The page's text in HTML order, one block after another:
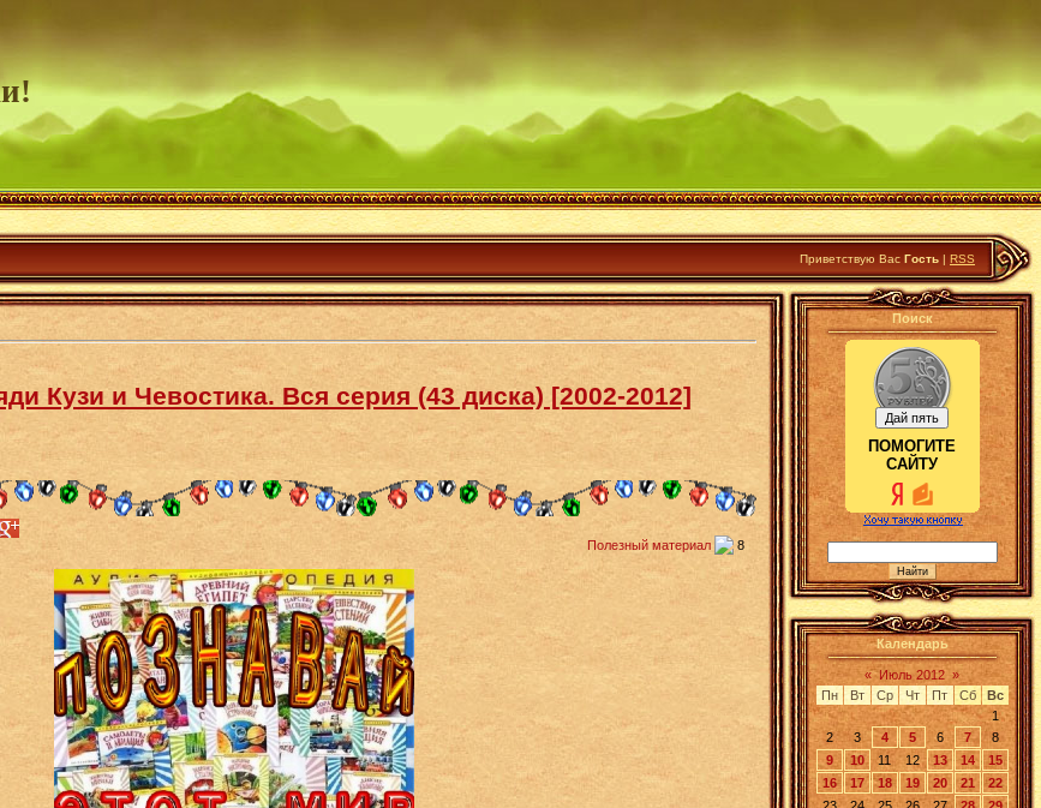
Приветствую Вас Гость | RSS
Кузи и Чевостика. Вся серия (43 диска) [2002-2012]
Полезный материал 8
Поиск
ПОМОГИТЕ
САЙТУ
Календарь
« Июль 2012 »
Пн
Вт Ср Чт Пт Сб
Вс
1
2
3 4 5 6 7
8
9
10 11 12 13 14
15
16
17 18 19 20 21
22